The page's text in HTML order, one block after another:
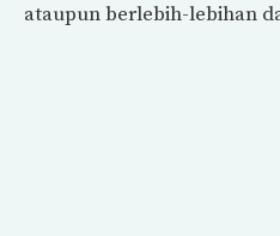
ataupun berlebih-lebihan